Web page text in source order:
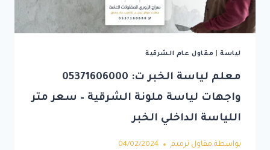
لياسة| مقاول عام الشرقية
معلم لياسة الخبر ت: 05371606000
واجهات لياسة ملونة الشرقية – سعر متر
اللياسة الداخلي الخبر
بواسطة مقاول ترميم 04/02/2024